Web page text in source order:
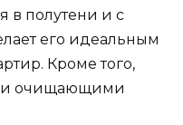
в полутени и с
его идеальным
Кроме того,
очищающими